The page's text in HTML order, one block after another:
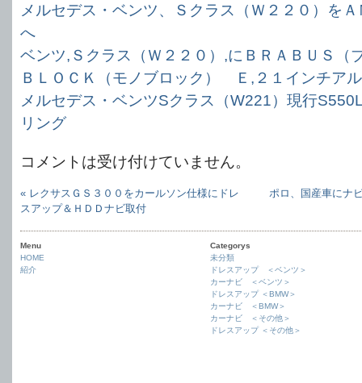
メルセデス・ベンツ、Ｓクラス（Ｗ２２０）を
へ
ベンツ,Ｓクラス（Ｗ２２０）,にＢＲＡＢＵＳ（
ＢＬＯＣＫ（モノブロック） Ｅ,２１インチア
メルセデス・ベンツSクラス（W221）現行
リング
コメントは受け付けていません。
« レクサスＧＳ３００をカールソン仕様にドレ
スアップ＆ＨＤＤナビ取付
ポロ、国産車にナ
Menu
HOME
紹介
Categorys
未分類
ドレスアップ ＜ベンツ＞
カーナビ ＜ベンツ＞
ドレスアップ ＜BMW＞
カーナビ ＜BMW＞
カーナビ ＜その他＞
ドレスアップ ＜その他＞